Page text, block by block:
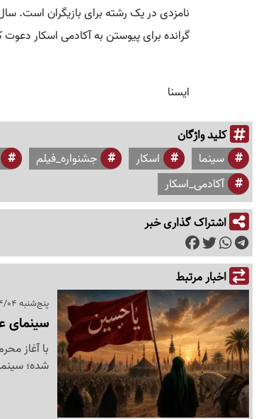
نامزدی در یک رشته برای بازیگران است.
گرانده برای پیوستن به آکادمی اسکار دعوت
ایسنا
کلید واژگان
سینما اسکار جشنواره_فیلم
آکادمی_اسکار
اشتراک گذاری خبر
اخبار مرتبط
پنج‌شنبه 1405/04/04 ساعت 14:56
سینمای
با آغاز
شده؛